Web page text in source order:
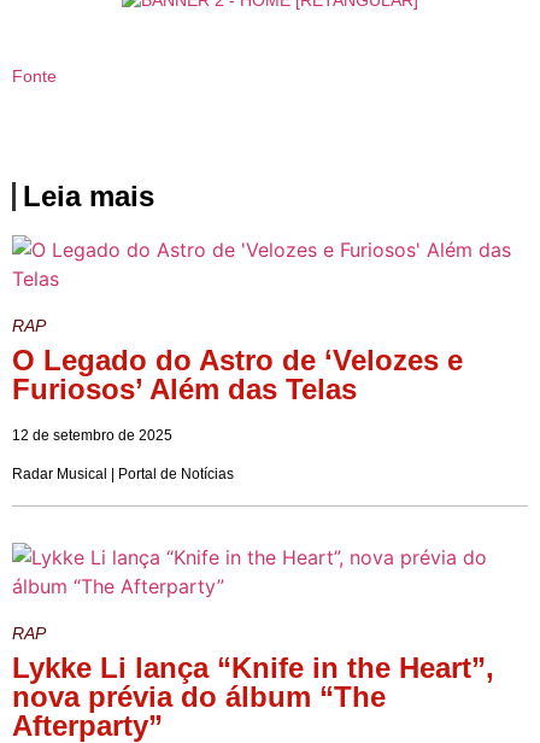
Fonte
Leia mais
RAP
O Legado do Astro de ‘Velozes e
Furiosos’ Além das Telas
12 de setembro de 2025
Radar Musical | Portal de Notícias
RAP
Lykke Li lança “Knife in the Heart”,
nova prévia do álbum “The
Afterparty”